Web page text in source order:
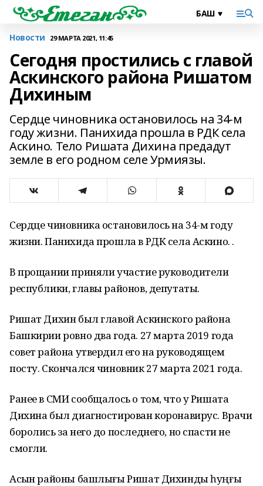
Новости 29 МАРТА 2021, 11:45
Сегодня простились с главой
Аскинского района Ришатом
Дихиным
Сердце чиновника остановилось на 34-м
году жизни. Панихида прошла в РДК села
Аскино. Тело Ришата Дихина предадут
земле в его родном селе Урмиязы.
Сердце чиновника остановилось на 34-м году
жизни. Панихида прошла в РДК села Аскино. .
В прощании приняли участие руководители
республики, главы районов, депутаты.
Ришат Дихин был главой Аскинского района
Башкирии ровно два года. 27 марта 2019 года
совет района утвердил его на руководящем
посту. Скончался чиновник 27 марта 2021 года.
Ранее в СМИ сообщалось о том, что у Ришата
Дихина был диагностирован коронавирус. Врачи
боролись за него до последнего, но спасти не
смогли.
Асҡын районы башлығы Ришат Дихинды һуңғы